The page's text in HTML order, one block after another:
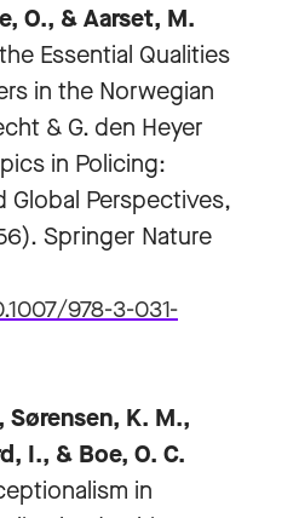
O., & Aarset, M.
Essential Qualities
in the Norwegian
& G. den Heyer
in Policing:
Global Perspectives,
Springer Nature
978-3-031-
Sørensen, K. M.,
I., & Boe, O. C.
in